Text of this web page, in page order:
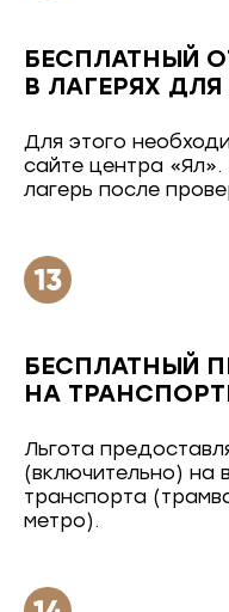
БЕСПЛАТНЫЙ
В ЛАГЕРЯХ ДЛЯ
Для этого
сайте центра «Ял».
лагерь после
БЕСПЛАТНЫЙ
НА
Льгота
(включительно) на
транспорта
метро).